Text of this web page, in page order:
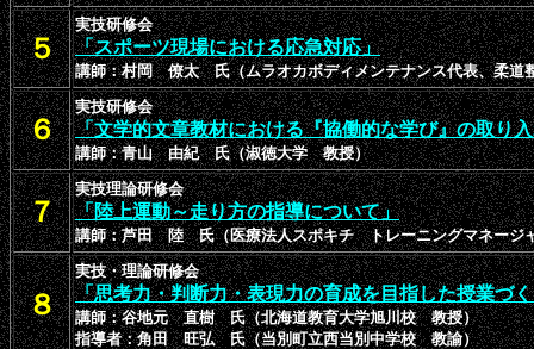
５
実技研修会
「スポーツ現場における応急対応」
講師：村岡 僚太 氏（ムラオカボディメンテナンス代表、柔道
６
実技研修会
「文学的文章教材における『協働的な学び』の取り
講師：青山 由紀 氏（淑徳大学 教授）
７
実技理論研修会
「陸上運動～走り方の指導について」
講師：芦田 陸 氏（医療法人スポキチ トレーニングマネージ
８
実技・理論研修会
「思考力・判断力・表現力の育成を目指した授業づ
講師：谷地元 直樹 氏（北海道教育大学旭川校 教授）
指導者：角田 旺弘 氏（当別町立西当別中学校 教諭）